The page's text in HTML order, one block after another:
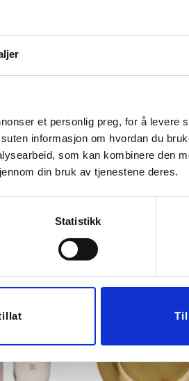
et personlig preg, for å levere
informasjon om hvordan du
som kan kombinere den
din bruk av tjenestene deres.
Statistikk
Materiale:
Filt
Høyde:
Dybde:
1.5 cm
Tips venner om dette
Last ned bilde